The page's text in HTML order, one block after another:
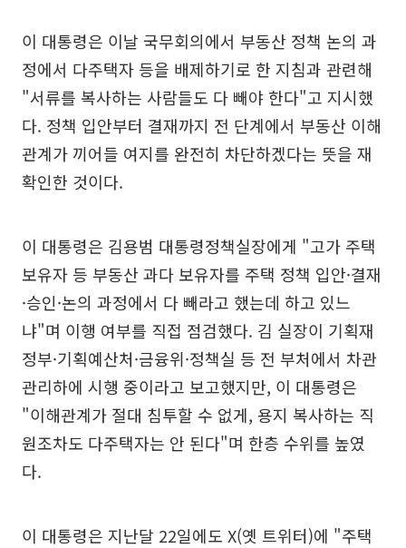
이 대통령은 이날 국무회의에서 부동산 정책 논의 과
정에서 다주택자 등을 배제하기로 한 지침과 관련해
"서류를 복사하는 사람들도 다 빼야 한다"고 지시했
다. 정책 입안부터 결재까지 전 단계에서 부동산 이해
관계가 끼어들 여지를 완전히 차단하겠다는 뜻을 재
확인한 것이다.
이 대통령은 김용범 대통령정책실장에게 "고가 주택
보유자 등 부동산 과다 보유자를 주택 정책 입안·결재
·승인·논의 과정에서 다 빼라고 했는데 하고 있느
냐"며 이행 여부를 직접 점검했다. 김 실장이 기획재
정부·기획예산처·금융위·정책실 등 전 부처에서 차관
관리하에 시행 중이라고 보고했지만, 이 대통령은
"이해관계가 절대 침투할 수 없게, 용지 복사하는 직
원조차도 다주택자는 안 된다"며 한층 수위를 높였
다.
이 대통령은 지난달 22일에도 X(옛 트위터)에 "주택